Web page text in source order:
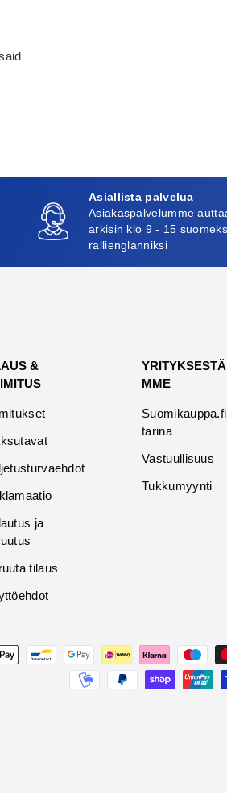
Asiallista palvelua
Asiakaspalvelumme
arkisin klo 9 - 15
rallienglanniksi
&
ja
tilaus
YRITYKSESTÄ
MME
Suomikauppa.fi
tarina
Vastuullisuus
Tukkumyynti